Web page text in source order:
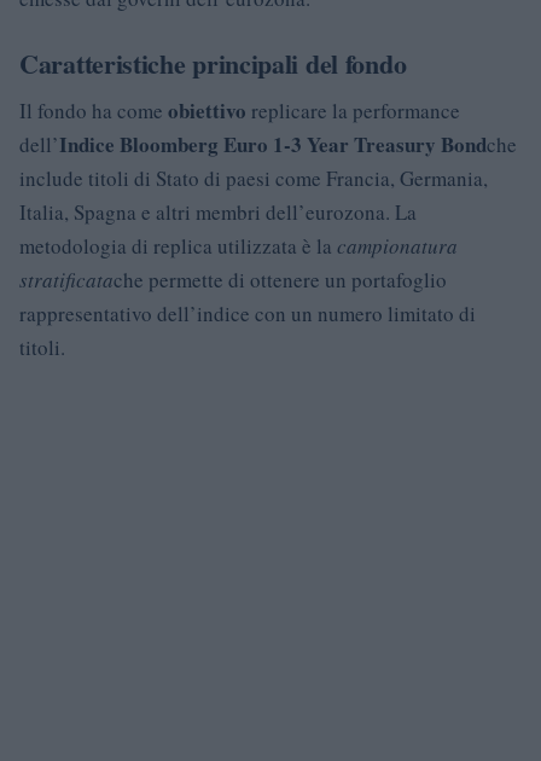
Caratteristiche principali del fondo
Il fondo ha come obiettivo replicare la performance
dell’Indice Bloomberg Euro 1-3 Year Treasury Bondche
include titoli di Stato di paesi come Francia, Germania,
Italia, Spagna e altri membri dell’eurozona. La
metodologia di replica utilizzata è la campionatura
stratificatache permette di ottenere un portafoglio
rappresentativo dell’indice con un numero limitato di
titoli.